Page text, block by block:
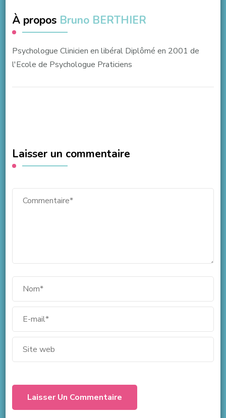
À propos Bruno BERTHIER
Psychologue Clinicien en libéral Diplômé en 2001 de
l'Ecole de Psychologue Praticiens
Laisser un commentaire